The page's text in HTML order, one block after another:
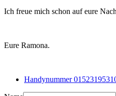
Ich freue mich schon auf eure
Eure Ramona.
Handynummer